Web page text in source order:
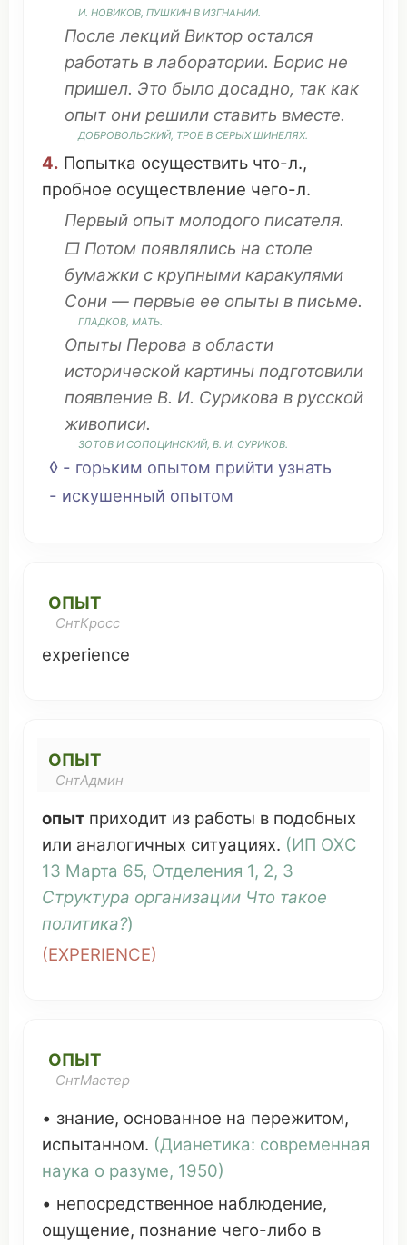
И. НОВИКОВ, ПУШКИН В ИЗГНАНИИ.
Послелекций Виктор остался
работать влаборатории. Борис не
пришел. Это былодосадно, так как
опыт они решили ставить вместе.
ДОБРОВОЛЬСКИЙ, ТРОЕ В СЕРЫХ ШИНЕЛЯХ.
4. Попытка осуществить что-л.,
пробное осуществление чего-л.
Первый опыт молодого писателя.
□ Потом появлялись на столе
бумажки с крупными каракулями
Сони — первые ее опыты в письме.
ГЛАДКОВ, МАТЬ.
Опыты Перова в области
исторической картины подготовили
появление В. И. Сурикова в русской
живописи.
ЗОТОВ И СОПОЦИНСКИЙ, В. И. СУРИКОВ.
◊ - горьким опытом прийти узнать
- искушенный опытом
ОПЫТ
СнтКросс
experience
ОПЫТ
СнтАдмин
опыт приходит из работы в подобных
или аналогичных ситуациях. (ИП ОХС
13 Марта 65, Отделения 1, 2, 3
Структура организации Что такое
политика?)
(EXPERIENCE)
ОПЫТ
СнтМастер
• знание, основанное на пережитом,
испытанном. (Дианетика: современная
наука о разуме, 1950)
• непосредственное наблюдение,
ощущение, познание чего-либо в